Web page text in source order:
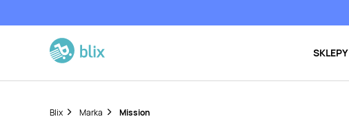
SKLEPY
Blix Marka Mission